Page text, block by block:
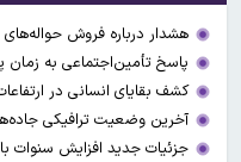
هشدار درباره فروش
پاسخ تأمین‌اجتماعی به زمان
کشف بقایای انسانی در
آخرین وضعیت ترافیکی
جزئیات جدید افزایش سنوات